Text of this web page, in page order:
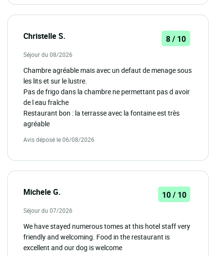
Christelle S. 8 / 10
Séjour du 08/2026
Chambre agréable mais avec un defaut de menage sous
les lits et sur le lustre.
Pas de frigo dans la chambre ne permettant pas d avoir
de l eau fraîche
Restaurant bon : la terrasse avec la fontaine est très
agréable
Avis déposé le 06/08/2026
Michele G. 10 / 10
Séjour du 07/2026
We have stayed numerous tomes at this hotel staff very
friendly and welcoming. Food in the restaurant is
excellent and our dog is welcome